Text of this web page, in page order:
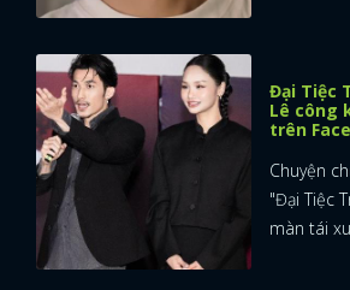
Đại Tiệc
Lê công
trên
Chuyện
"Đại Tiệc
màn tái